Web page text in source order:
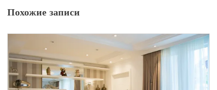
Похожие записи